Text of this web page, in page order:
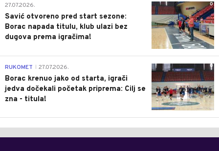
0
27.07.2026.
Savić otvoreno pred start sezone:
Borac napada titulu, klub ulazi bez
dugova prema igračima!
0
RUKOMET 27.07.2026.
Borac krenuo jako od starta, igrači
jedva dočekali početak priprema: Cilj se
zna - titula!